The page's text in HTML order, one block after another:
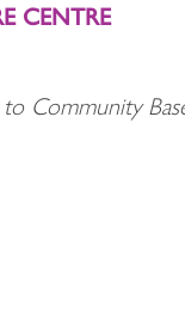
CENTRE
Community